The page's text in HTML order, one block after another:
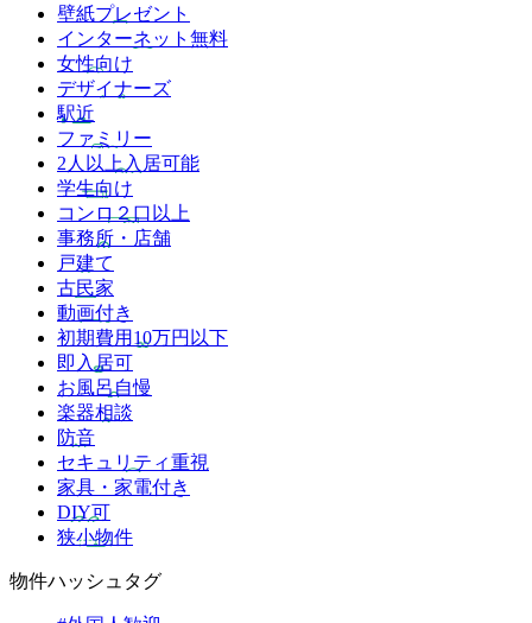
壁紙プレゼント
インターネット無料
女性向け
デザイナーズ
駅近
ファミリー
2人以上入居可能
学生向け
コンロ２口以上
事務所・店舗
戸建て
古民家
動画付き
初期費用10万円以下
即入居可
お風呂自慢
楽器相談
防音
セキュリティ重視
家具・家電付き
DIY可
狭小物件
物件ハッシュタグ